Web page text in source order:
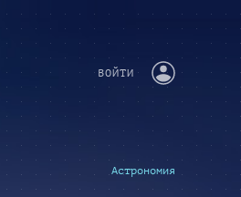
ВОЙТИ
Астрономия